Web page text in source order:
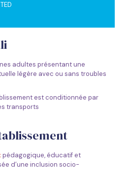
adultes présentant une
légère avec ou sans troubles
est conditionnée par
transports
pédagogique, éducatif et
d’une inclusion socio-